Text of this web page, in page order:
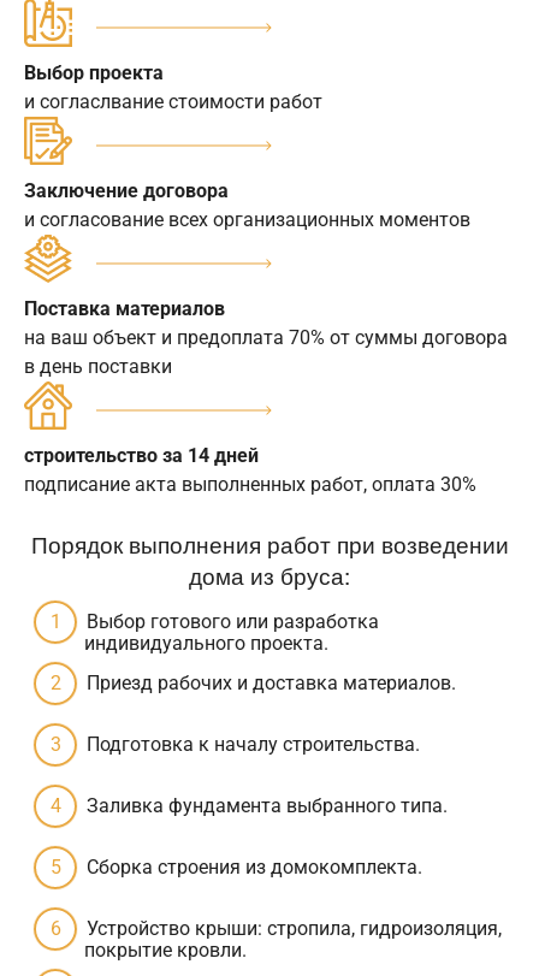
Выбор проекта
и согласлвание стоимости работ
Заключение договора
и согласование всех организационных моментов
Поставка материалов
на ваш объект и предоплата 70% от суммы договора
в день поставки
строительство за 14 дней
подписание акта выполненных работ, оплата 30%
Порядок выполнения работ при возведении
дома из бруса:
Выбор готового или разработка
индивидуального проекта.
Приезд рабочих и доставка материалов.
Подготовка к началу строительства.
Заливка фундамента выбранного типа.
Сборка строения из домокомплекта.
Устройство крыши: стропила, гидроизоляция,
покрытие кровли.